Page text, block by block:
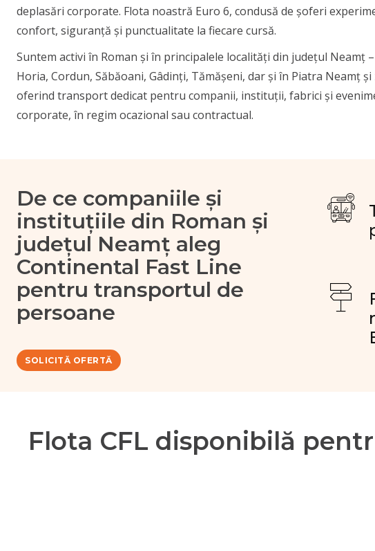
deplasări corporate. Flota noastră Euro 6, condusă de șoferi
confort, siguranță și punctualitate la fiecare cursă.
Suntem activi în Roman și în principalele localități din județul Neamț
Horia, Cordun, Săbăoani, Gâdinți, Tămășeni, dar și în Piatra Neamț și
oferind transport dedicat pentru companii, instituții, fabrici și
corporate, în regim ocazional sau contractual.
De ce companiile și
instituțiile din Roman și
județul Neamț aleg
Continental Fast Line
pentru transportul de
persoane
SOLICITĂ OFERTĂ
Flota CFL disponibilă